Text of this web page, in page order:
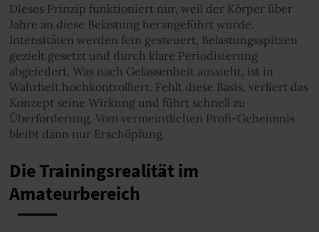
Dieses Prinzip funktioniert nur, weil der Körper über
Jahre an diese Belastung herangeführt wurde.
Intensitäten werden fein gesteuert, Belastungsspitzen
gezielt gesetzt und durch klare Periodisierung
abgefedert. Was nach Gelassenheit aussieht, ist in
Wahrheit hochkontrolliert. Fehlt diese Basis, verliert das
Konzept seine Wirkung und führt schnell zu
Überforderung. Vom vermeintlichen Profi-Geheimnis
bleibt dann nur Erschöpfung.
Die Trainingsrealität im
Amateurbereich